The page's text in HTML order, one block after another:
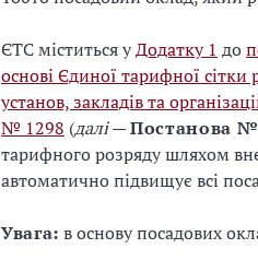
ЄТС міститься уДодатку 1 до
основі Єдиної тарифної сітки
установ, закладів та
№ 1298 (далі—Постанова №
тарифного розряду шляхом
автоматично підвищує всі
Увага: в основу посадових